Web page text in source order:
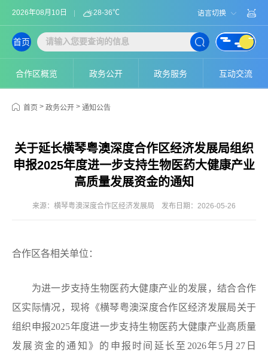
2026年08月10日 28-36℃ 语言切换
合作区概览 政务公开 政务服务 互动交流
首页
首页 > 政务公开 > 通知公告
关于延长横琴粤澳深度合作区经济发展局组织
申报2025年度进一步支持生物医药大健康产业
高质量发展资金的通知
来源：横琴粤澳深度合作区经济发展局 发布日期：2026-05-26
合作区各相关单位：
为进一步支持生物医药大健康产业的发展，结合合作
区实际情况，现将《横琴粤澳深度合作区经济发展局关于
组织申报2025年度进一步支持生物医药大健康产业高质量
发展资金的通知 》的申报时间延长 至 2026年5 月27日